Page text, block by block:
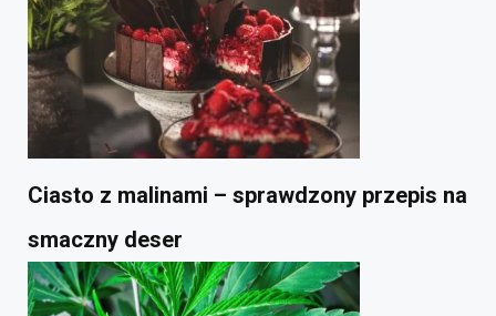
Ciasto z malinami – sprawdzony przepis na
smaczny deser